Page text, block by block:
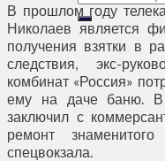
В прошлом году
Николаев является
получения взятки в
следствия, экс-
комбинат «Россия»
ему на даче баню. В
заключил с
ремонт знаменитого
спецвокзала.